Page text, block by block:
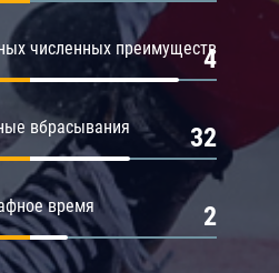
численных преимуществ
4
вбрасывания 32
время 2